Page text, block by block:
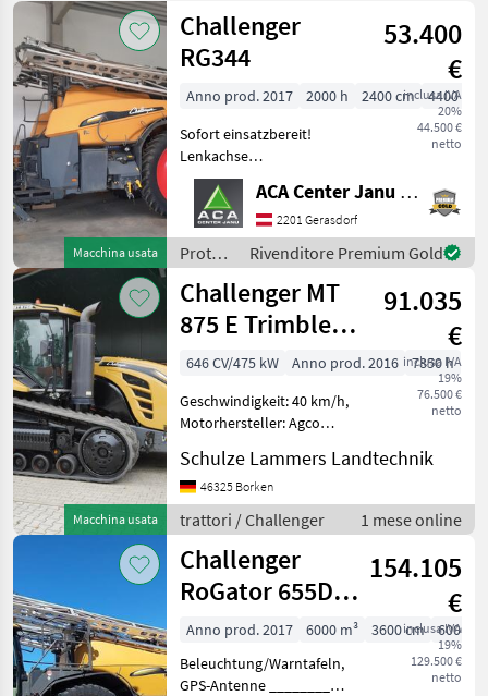
ricerca
Categoria 1 Paese
PERCORSO
ATTUALE
Challenger
SCEGLI
CATEGORIA
Settore agricolo
MARKETPLACE
Marketplace
Offerte dei
rivenditori
Annunci
Reimposta
Mostra
15
risultati
Macchina usata
Challenger
RG344
53.400
€
inclusa IVA
20%
44.500 €
netto
Anno prod. 2017 2000 h 2400 cm
4400 l
Sofort einsatzbereit!
Lenkachse
Fremdfüllanschluß Hydr.
Stützfuß Selbstansaugende
Pumpe Anfahrsicherung
L&R mit Aliminium
Frischwassertank 500L
Einspülschleus
ACA Center Janu GmbH
2201 Gerasdorf
Protezione
piante
/
Challenger
Rivenditore Premium Gold
Macchina usata
Challenger MT
875 E Trimble
GPS
91.035
€
inclusa IVA
19%
76.500 €
netto
646 CV/475 kW Anno prod. 2016
7850 h
Geschwindigkeit: 40 km/h,
Motorhersteller: Agco
8l, Motor-Zylinderanzahl:
12, Druckluftanlage (1-
Kreis), Druckluftanlage (2-
Kreis), Bo
Schulze Lammers Landtechnik
46325 Borken
trattori / Challenger 1 mese online
Challenger
RoGator 655D
24-36m GPS
154.105
€
inclusa IVA
19%
129.500 €
netto
Anno prod. 2017 6000 m³ 3600 cm
6000 l
Beleuchtung/Warntafeln,
GPS-Antenne ________